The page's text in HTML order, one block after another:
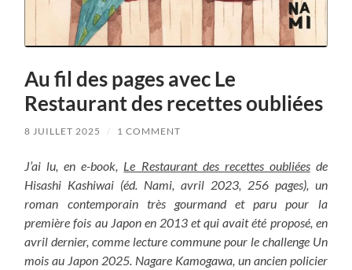
Au fil des pages avec Le
Restaurant des recettes oubliées
8 JUILLET 2025 / 1 COMMENT
J’ai lu, en e-book, Le Restaurant des recettes oubliéesde
Hisashi Kashiwai (éd. Nami, avril 2023, 256 pages), un
roman contemporain très gourmand et paru pour la
première fois au Japon en 2013 et qui avait été proposé, en
avril dernier, comme lecture commune pour le challenge Un
mois au Japon 2025. Nagare Kamogawa, un ancien policier